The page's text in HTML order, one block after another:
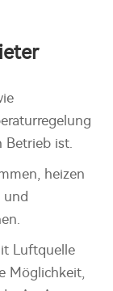
Betrieb ist.
heizen
und
Luftquelle
Möglichkeit,